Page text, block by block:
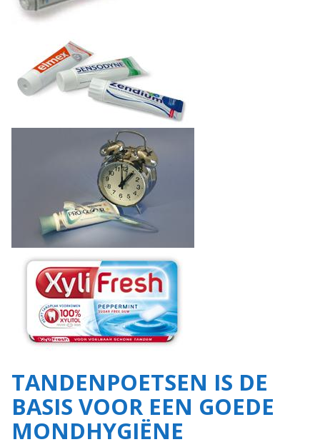
TANDENPOETSEN IS DE
BASIS VOOR EEN GOEDE
MONDHYGIËNE